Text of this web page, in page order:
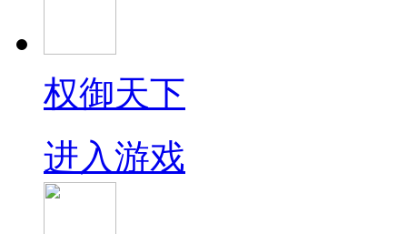
权御天下
进入游戏